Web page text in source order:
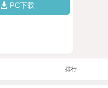
PC下载
排行